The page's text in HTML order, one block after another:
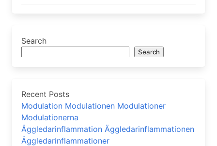
Search
Search
Recent Posts
Modulation Modulationen Modulationer
Modulationerna
Äggledarinflammation Äggledarinflammationen
Äggledarinflammationer